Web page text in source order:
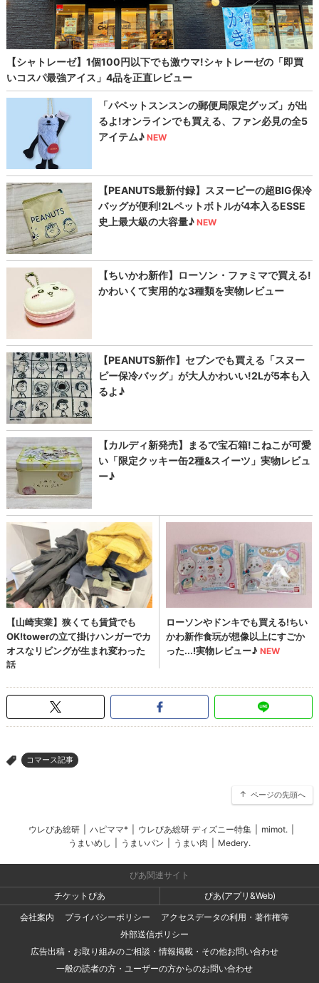
> コマース記事
ページの先頭へ
ウレぴあ総研 ハピママ* ウレぴあ総研 ディズニー特集 mimot.
うまいめし
うまいパン うまい肉 Medery.
ぴあ関連サイト
チケットぴあ
ぴあ(アプリ&Web)
会社案内
プライバシーポリシー
アクセスデータの利用・著作権等
外部送信ポリシー
広告出稿・お取り組みのご相談・情報掲載・その他お問い合わせ
一般の読者の方・ユーザーの方からのお問い合わせ